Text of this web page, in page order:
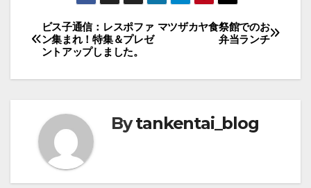
投
稿
ー
シ
マツザカヤ食祭館でのお
弁当ランチ
ビス子通信：レスポファ
ン集まれ！特集＆プレゼ
ントアップしました。
Bytankentai_blog